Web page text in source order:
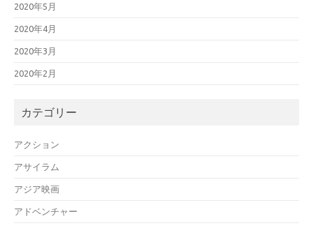
2020年5月
2020年4月
2020年3月
2020年2月
カテゴリー
アクション
アサイラム
アジア映画
アドベンチャー